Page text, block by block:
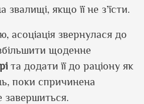
якщо її не з’їсти.
асоціація звернулася до
щоденне
та додати її до раціону як
поки спричинена
завершиться.